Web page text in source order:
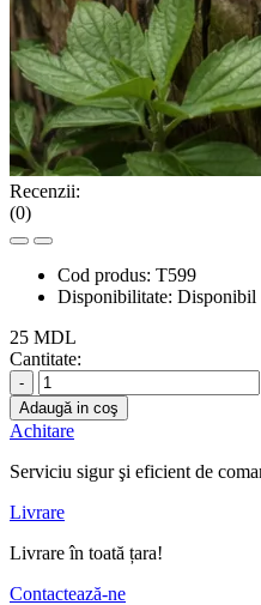
Recenzii:
(0)
Cod produs: T599
Disponibilitate: Disponibil
25 MDL
Cantitate:
-
Adaugă in coş
Achitare
Serviciu sigur şi eficient de
Livrare
Livrare în toată țara!
Contactează-ne